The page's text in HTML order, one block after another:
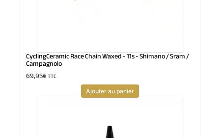
CyclingCeramic Race Chain Waxed - 11s - Shimano / Sram /
Campagnolo
69,95€TTC
Ajouter au panier